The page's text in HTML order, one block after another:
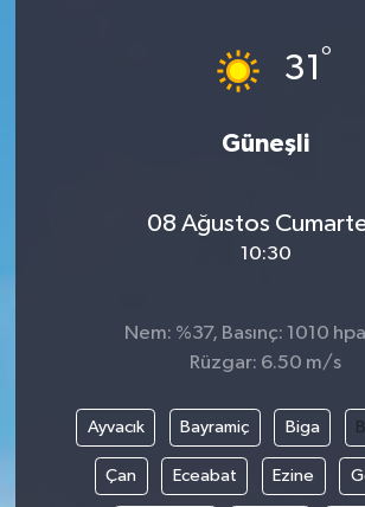
31 °
Güneşli
08 Ağustos
10:30
Nem: %37, Basınç: 1010
Rüzgar: 6.50 m/s
Ayvacık Bayramiç Biga
Çan Eceabat Ezine
Akhisar Emlak
Etiketler
Röportaj
Yaşam
Kadın
Teknoloji